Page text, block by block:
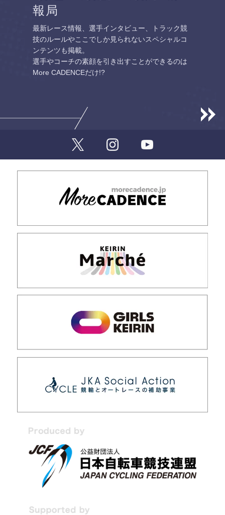
報局
最新レース情報、選手インタビュー、トラック競
技のルールやここでしか見られないスペシャルコ
ンテンツも掲載。
選手やコーチの素顔を引き出すことができるのは
More CADENCEだけ!?